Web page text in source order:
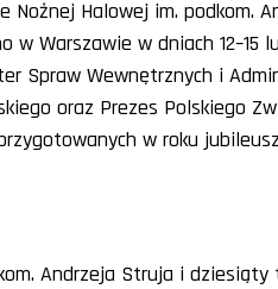
Nożnej Halowej im. podkom.
w Warszawie w dniach 12–15
Spraw Wewnętrznych i
oraz Prezes Polskiego
w roku
Andrzeja Struja i dziesiąty